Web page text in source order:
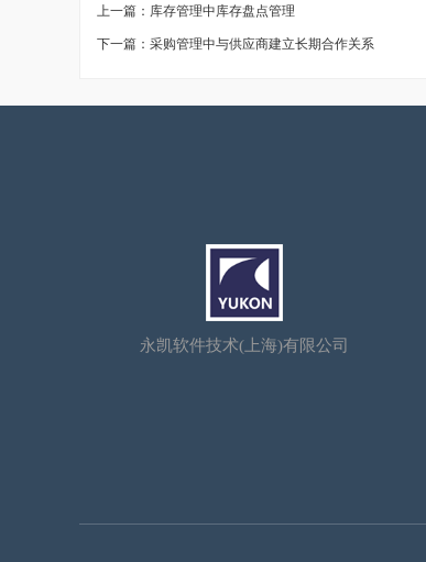
上一篇：库存管理中库存盘点管理
下一篇：采购管理中与供应商建立长期合作关系
永凯软件技术(上海)有限公司